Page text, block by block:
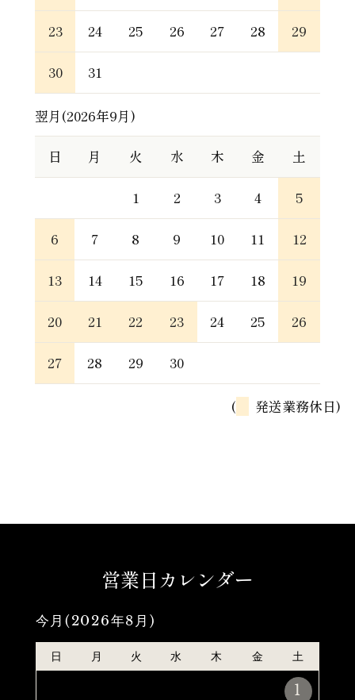
23 24 25 26 27 28 29
30 31
翌月(2026年9月)
日 月 火 水 木 金 土
1 2 3 4 5
6 7 8 9 10 11 12
13 14 15 16 17 18 19
20 21 22 23 24 25 26
27 28 29 30
( 発送業務休日)
営業日カレンダー
今月(2026年8月)
日 月 火 水 木 金 土
1